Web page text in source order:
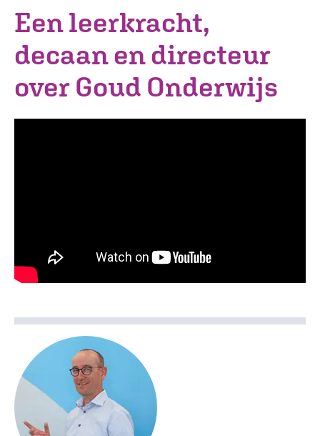
Een leerkracht,
decaan en directeur
over Goud Onderwijs